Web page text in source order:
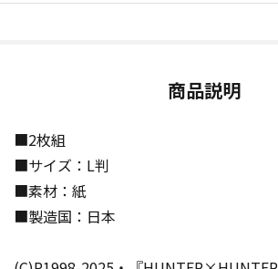
商品説明
■2枚組
■サイズ：L判
■素材：紙
■製造国：日本